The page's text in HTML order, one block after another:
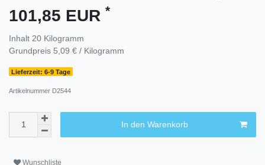
101,85 EUR *
Inhalt 20 Kilogramm
Grundpreis 5,09 € / Kilogramm
Lieferzeit: 6-9 Tage
Artikelnummer D2544
In den Warenkorb
Wunschliste